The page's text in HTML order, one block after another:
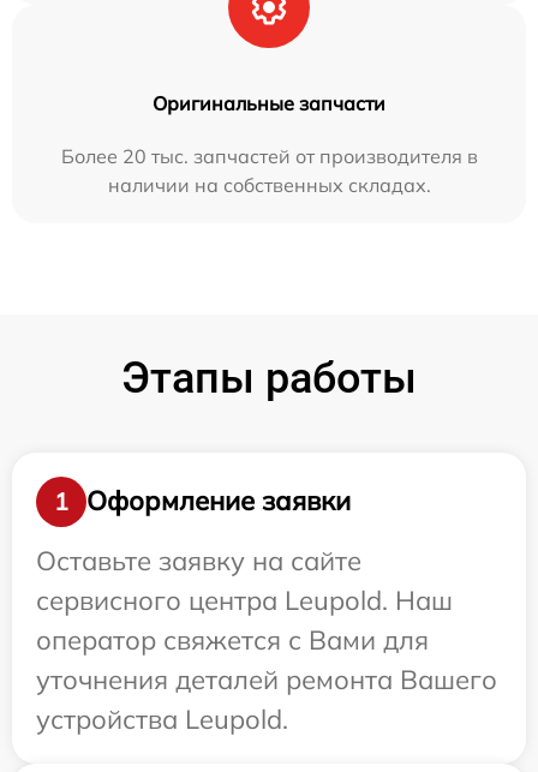
Оригинальные запчасти
Более 20 тыс. запчастей от производителя в
наличии на собственных складах.
Этапы работы
1
Оформление заявки
Оставьте заявку на сайте
сервисного центра Leupold. Наш
оператор свяжется с Вами для
уточнения деталей ремонта Вашего
устройства Leupold.